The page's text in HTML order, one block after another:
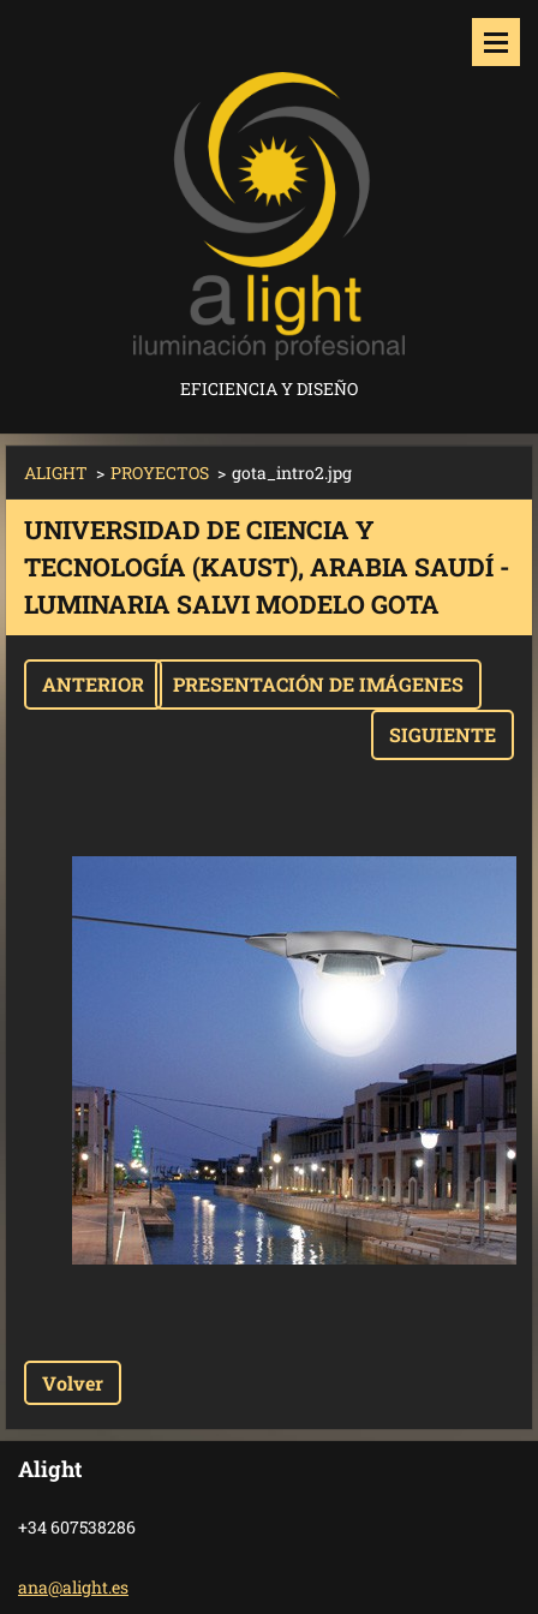
EFICIENCIA Y DISEÑO
ALIGHT > PROYECTOS > gota_intro2.jpg
UNIVERSIDAD DE CIENCIA Y
TECNOLOGÍA (KAUST), ARABIA SAUDÍ -
LUMINARIA SALVI MODELO GOTA
ANTERIOR
PRESENTACIÓN DE IMÁGENES
SIGUIENTE
Volver
Alight
+34 607538286
ana@alight.es